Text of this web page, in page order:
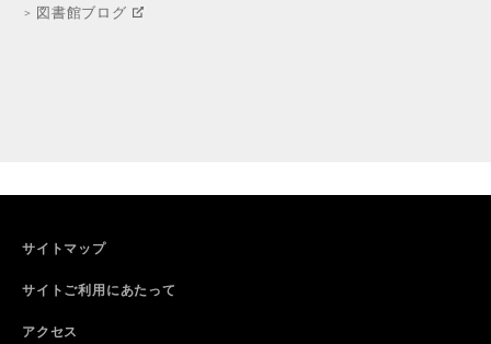
図書館ブログ
サイトマップ
サイトご利用にあたって
アクセス